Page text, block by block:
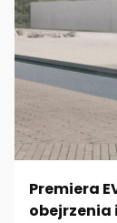
Premiera
obejrzenia